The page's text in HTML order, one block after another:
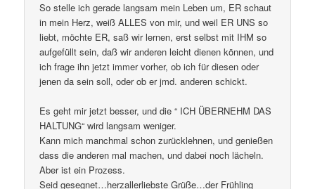
So stelle ich gerade langsam mein Leben um, ER schaut
in mein Herz, weiß ALLES von mir, und weil ER UNS so
liebt, möchte ER, saß wir lernen, erst selbst mit IHM so
aufgefüllt sein, daß wir anderen leicht dienen können, und
ich frage ihn jetzt immer vorher, ob ich für diesen oder
jenen da sein soll, oder ob er jmd. anderen schickt.
Es geht mir jetzt besser, und die “ ICH ÜBERNEHM DAS
HALTUNG“ wird langsam weniger.
Kann mich manchmal schon zurücklehnen, und genießen
dass die anderen mal machen, und dabei noch lächeln.
Aber ist ein Prozess.
Seid gesegnet…herzallerliebste Grüße…der Frühling